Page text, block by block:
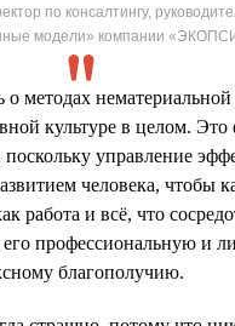
по консалтингу,
модели» компании
о методах
культуре в целом. Это
поскольку управление
человека, чтобы
работа и всё, что
его профессиональную и
благополучию.